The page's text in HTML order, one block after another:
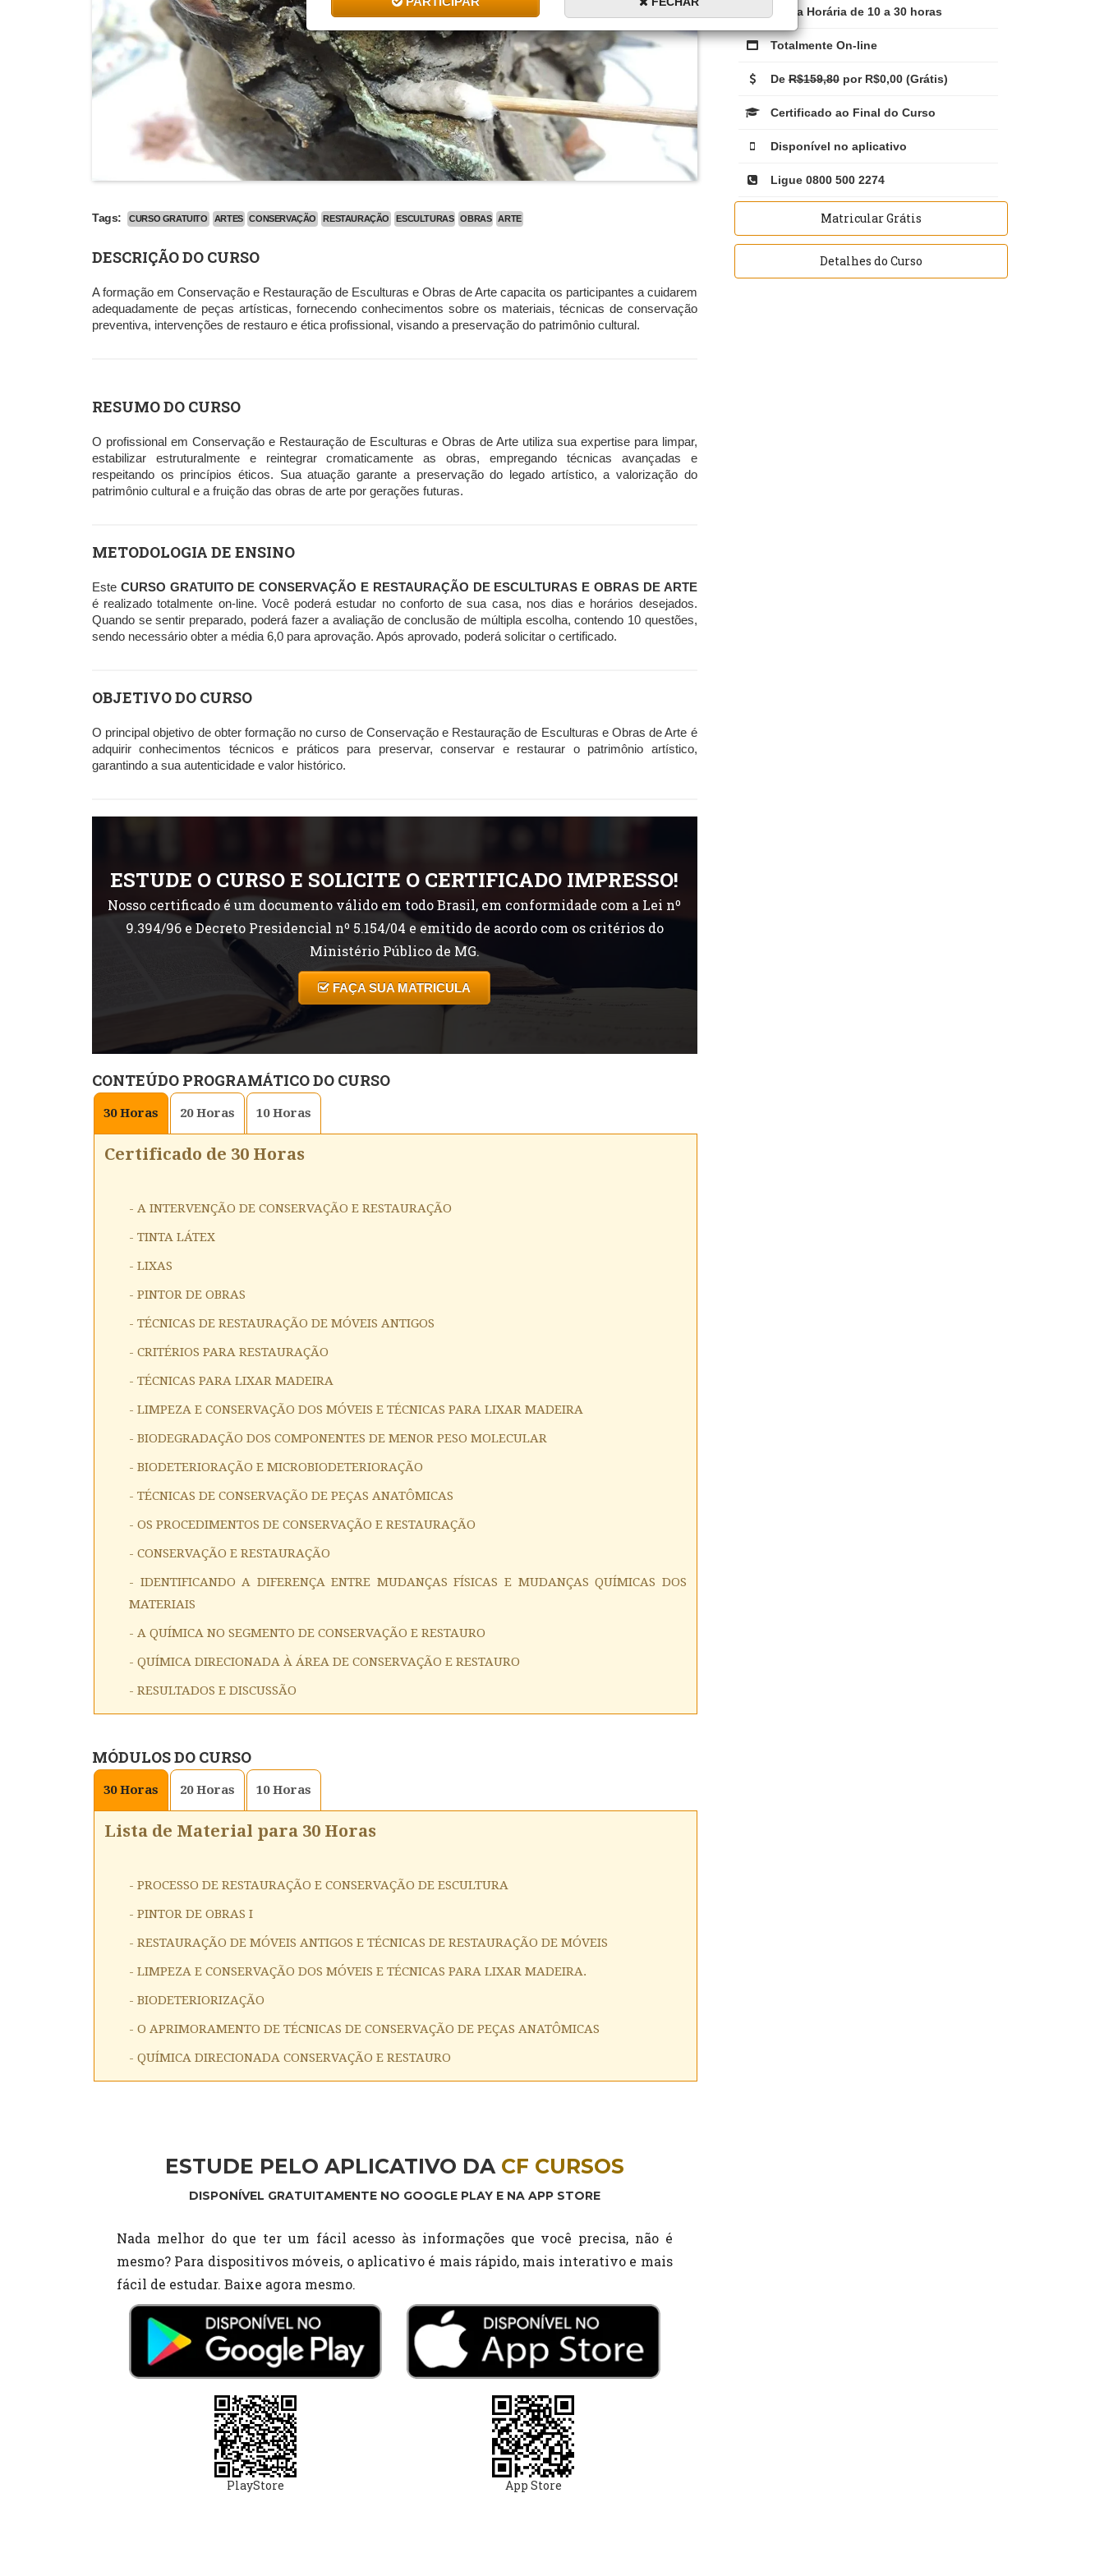
Tags: CURSO GRATUITO ARTES CONSERVAÇÃO RESTAURAÇÃO ESCULTURAS OBRAS ARTE
DESCRIÇÃO DO CURSO
A formação em Conservação e Restauração de Esculturas e Obras de Arte capacita os participantes a cuidarem
adequadamente de peças artísticas, fornecendo conhecimentos sobre os materiais, técnicas de conservação
preventiva, intervenções de restauro e ética profissional, visando a preservação do patrimônio cultural.
RESUMO DO CURSO
O profissional em Conservação e Restauração de Esculturas e Obras de Arte utiliza sua expertise para limpar,
estabilizar estruturalmente e reintegrar cromaticamente as obras, empregando técnicas avançadas e
respeitando os princípios éticos. Sua atuação garante a preservação do legado artístico, a valorização do
patrimônio cultural e a fruição das obras de arte por gerações futuras.
METODOLOGIA DE ENSINO
Este CURSO GRATUITO DE CONSERVAÇÃO E RESTAURAÇÃO DE ESCULTURAS E OBRAS DE ARTE
é realizado totalmente on-line. Você poderá estudar no conforto de sua casa, nos dias e horários desejados.
Quando se sentir preparado, poderá fazer a avaliação de conclusão de múltipla escolha, contendo 10 questões,
sendo necessário obter a média 6,0 para aprovação. Após aprovado, poderá solicitar o certificado.
OBJETIVO DO CURSO
O principal objetivo de obter formação no curso de Conservação e Restauração de Esculturas e Obras de Arte é
adquirir conhecimentos técnicos e práticos para preservar, conservar e restaurar o patrimônio artístico,
garantindo a sua autenticidade e valor histórico.
ESTUDE O CURSO E SOLICITE O CERTIFICADO IMPRESSO!
Nosso certificado é um documento válido em todo Brasil, em conformidade com a Lei nº
9.394/96 e Decreto Presidencial nº 5.154/04 e emitido de acordo com os critérios do
Ministério Público de MG.
FAÇA SUA MATRICULA
CONTEÚDO PROGRAMÁTICO DO CURSO
30Horas 20Horas 10Horas
Certificado de 30 Horas
- A INTERVENÇÃO DE CONSERVAÇÃO E RESTAURAÇÃO
- TINTA LÁTEX
- LIXAS
- PINTOR DE OBRAS
- TÉCNICAS DE RESTAURAÇÃO DE MÓVEIS ANTIGOS
- CRITÉRIOS PARA RESTAURAÇÃO
- TÉCNICAS PARA LIXAR MADEIRA
- LIMPEZA E CONSERVAÇÃO DOS MÓVEIS E TÉCNICAS PARA LIXAR MADEIRA
- BIODEGRADAÇÃO DOS COMPONENTES DE MENOR PESO MOLECULAR
- BIODETERIORAÇÃO E MICROBIODETERIORAÇÃO
- TÉCNICAS DE CONSERVAÇÃO DE PEÇAS ANATÔMICAS
- OS PROCEDIMENTOS DE CONSERVAÇÃO E RESTAURAÇÃO
- CONSERVAÇÃO E RESTAURAÇÃO
- IDENTIFICANDO A DIFERENÇA ENTRE MUDANÇAS FÍSICAS E MUDANÇAS QUÍMICAS DOS
MATERIAIS
- A QUÍMICA NO SEGMENTO DE CONSERVAÇÃO E RESTAURO
- QUÍMICA DIRECIONADA À ÁREA DE CONSERVAÇÃO E RESTAURO
- RESULTADOS E DISCUSSÃO
MÓDULOS DO CURSO
30Horas 20Horas 10Horas
Lista de Material para 30 Horas
- PROCESSO DE RESTAURAÇÃO E CONSERVAÇÃO DE ESCULTURA
- PINTOR DE OBRAS I
- RESTAURAÇÃO DE MÓVEIS ANTIGOS E TÉCNICAS DE RESTAURAÇÃO DE MÓVEIS
- LIMPEZA E CONSERVAÇÃO DOS MÓVEIS E TÉCNICAS PARA LIXAR MADEIRA.
- BIODETERIORIZAÇÃO
- O APRIMORAMENTO DE TÉCNICAS DE CONSERVAÇÃO DE PEÇAS ANATÔMICAS
- QUÍMICA DIRECIONADA CONSERVAÇÃO E RESTAURO
ESTUDE PELO APLICATIVO DA CF CURSOS
DISPONÍVEL GRATUITAMENTE NO GOOGLE PLAY E NA APP STORE
Nada melhor do que ter um fácil acesso às informações que você precisa, não é
mesmo? Para dispositivos móveis, o aplicativo é mais rápido, mais interativo e mais
fácil de estudar. Baixe agora mesmo.
PlayStore App Store
Carga Horária de 10 a 30 horas
Totalmente On-line
DeR$159,80por R$0,00 (Grátis)
Certificado ao Final do Curso
Disponível no aplicativo
Ligue 0800 500 2274
Matricular Grátis
Detalhes do Curso